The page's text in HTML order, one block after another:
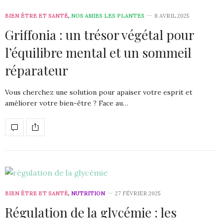
BIEN ÊTRE ET SANTÉ, NOS AMIES LES PLANTES 8 AVRIL 2025
Griffonia : un trésor végétal pour
l’équilibre mental et un sommeil
réparateur
Vous cherchez une solution pour apaiser votre esprit et
améliorer votre bien-être ? Face au…
BIEN ÊTRE ET SANTÉ, NUTRITION 27 FÉVRIER 2025
Régulation de la glycémie : les